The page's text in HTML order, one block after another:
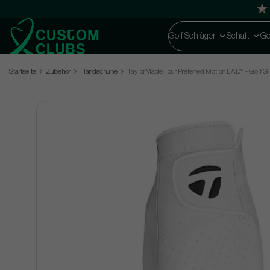
Golf Schläger Schaft
Startseite Zubehör Handschuhe TaylorMade Tour Preferred Motion LADY - Golf